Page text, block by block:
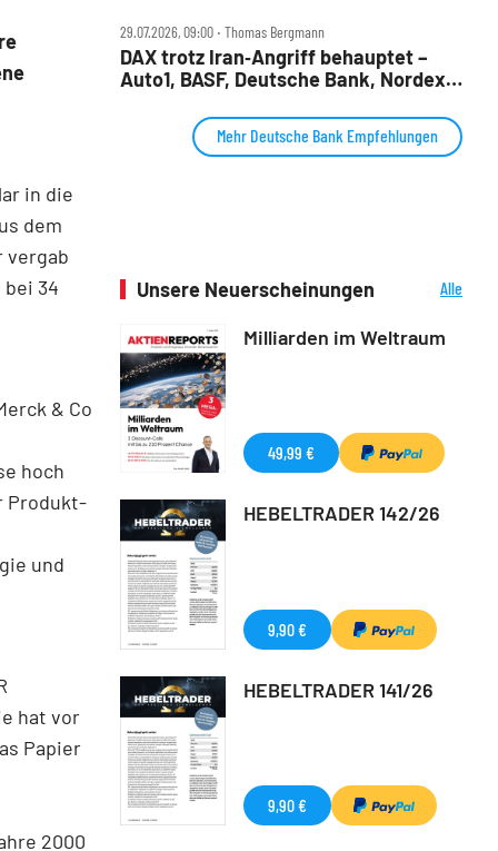
in die
dem
vergab
bei 34
& Co
hoch
Produkt-
und
hat vor
Papier
2000
29.07.2026, 09:00 ‧ Thomas Bergmann
DAX trotz Iran‑Angriff behauptet –
Auto1, BASF, Deutsche Bank, Nordex,
Mehr Deutsche Bank Empfehlungen
Unsere Neuerscheinungen
Alle
Milliarden im Weltraum
49,99 €
HEBELTRADER 142/26
9,90 €
HEBELTRADER 141/26
9,90 €